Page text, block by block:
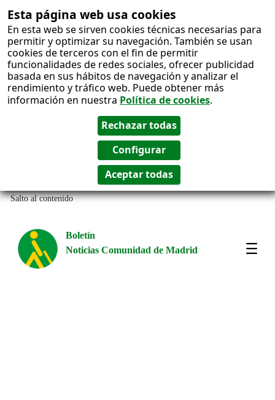
Esta página web usa cookies
En esta web se sirven cookies técnicas necesarias para
permitir y optimizar su navegación. También se usan
cookies de terceros con el fin de permitir
funcionalidades de redes sociales, ofrecer publicidad
basada en sus hábitos de navegación y analizar el
rendimiento y tráfico web. Puede obtener más
información en nuestra Política de cookies.
Salto al contenido
Boletín
Noticias Comunidad de Madrid